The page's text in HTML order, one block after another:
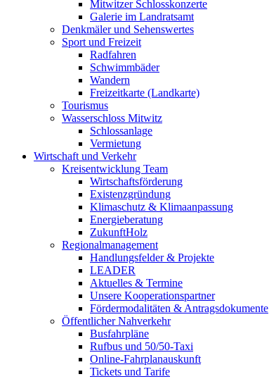
Mitwitzer Schlosskonzerte
Galerie im Landratsamt
Denkmäler und Sehenswertes
Sport und Freizeit
Radfahren
Schwimmbäder
Wandern
Freizeitkarte (Landkarte)
Tourismus
Wasserschloss Mitwitz
Schlossanlage
Vermietung
Wirtschaft und Verkehr
Kreisentwicklung Team
Wirtschaftsförderung
Existenzgründung
Klimaschutz & Klimaanpassung
Energieberatung
ZukunftHolz
Regionalmanagement
Handlungsfelder & Projekte
LEADER
Aktuelles & Termine
Unsere Kooperationspartner
Fördermodalitäten & Antragsdokumente
Öffentlicher Nahverkehr
Busfahrpläne
Rufbus und 50/50-Taxi
Online-Fahrplanauskunft
Tickets und Tarife